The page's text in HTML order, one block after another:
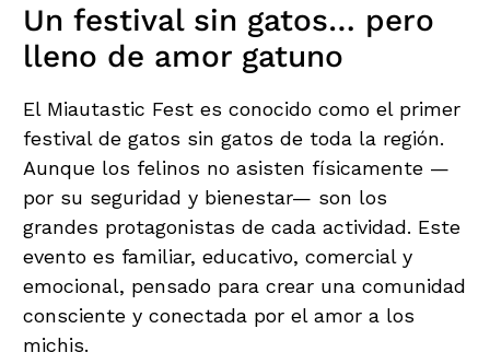
Un festival sin gatos… pero
lleno de amor gatuno
El Miautastic Fest es conocido como el primer
festival de gatos sin gatos de toda la región.
Aunque los felinos no asisten físicamente —
por su seguridad y bienestar— son los
grandes protagonistas de cada actividad. Este
evento es familiar, educativo, comercial y
emocional, pensado para crear una comunidad
consciente y conectada por el amor a los
michis.